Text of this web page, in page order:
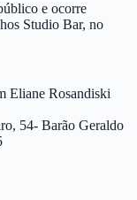
e ocorre
Studio Bar, no
Eliane Rosandiski
54- Barão Geraldo